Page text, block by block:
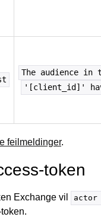
The audience
'[client_id]'
feilmeldinger.
token
Exchange vil